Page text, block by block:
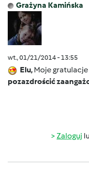
Grażyna Kamińska
wt., 01/21/2014 - 13:55
Elu, Moje
pozazdrościć
Zaloguj